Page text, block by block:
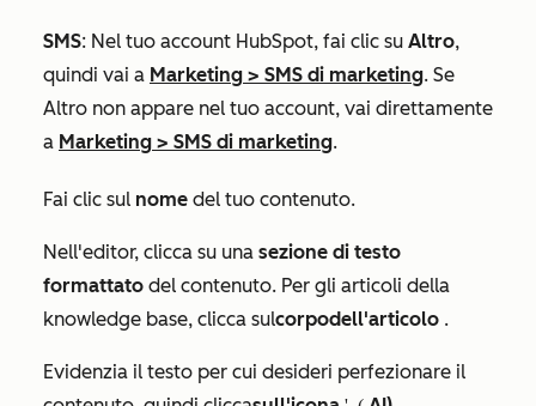
SMS: Nel tuo account HubSpot, fai clic su Altro,
quindi vai a Marketing > SMS di marketing. Se
Altro non appare nel tuo account, vai direttamente
a Marketing > SMS di marketing.
Fai clic sul nome del tuo contenuto.
Nell'editor, clicca su una sezione di testo
formattato del contenuto. Per gli articoli della
knowledge base, clicca sulcorpodell'articolo .
Evidenzia il testo per cui desideri perfezionare il